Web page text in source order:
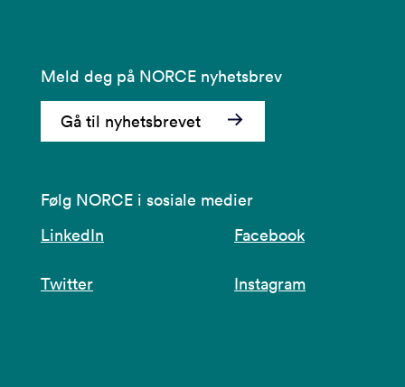
Meld deg på NORCE nyhetsbrev
Gå til nyhetsbrevet
Følg NORCE i sosiale medier
LinkedIn
Facebook
Twitter Instagram